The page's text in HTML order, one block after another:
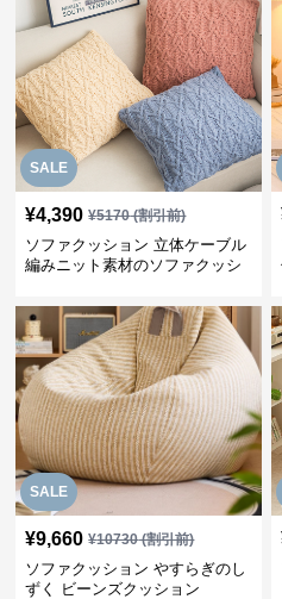
SALE
¥4,390 ¥5170(割引前)
ソファクッション 立体ケーブル
編みニット素材のソファクッシ
SALE
¥9,660 ¥10730(割引前)
ソファクッション やすらぎのし
ずく ビーンズクッション